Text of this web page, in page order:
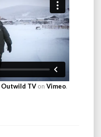
Outwild TV on Vimeo.